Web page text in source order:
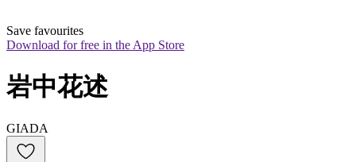
Save favourites
Download for free in the App Store
岩中花述
GIADA